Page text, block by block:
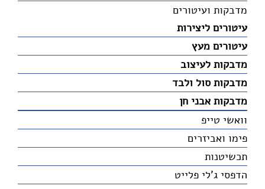
מדבקות ועיטורים
עיטורים ליצירות
עיטורים מעץ
מדבקות לעיצוב
מדבקות סול ולבד
מדבקות אבני חן
וואשי טייפ
פימו ואביזרים
תכשיטנות
הדפסי ג'לי פלייט